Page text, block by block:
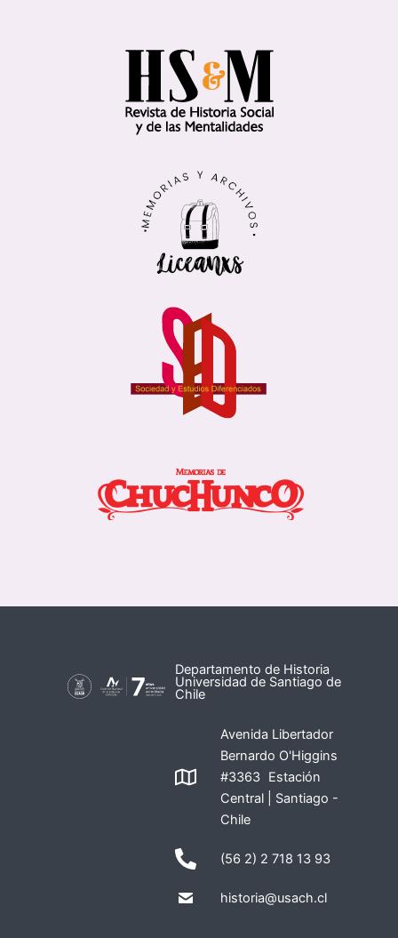
Departamento de Historia
Universidad de Santiago de
Chile
Avenida Libertador
Bernardo O'Higgins
#3363 Estación
Central | Santiago -
Chile
(56 2) 2 718 13 93
historia@usach.cl